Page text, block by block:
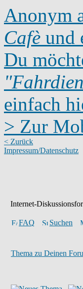
Anonym
Cafè und
Du
einfach
> Zur
< Zurück
Impressum/Datenschutz
Internet-
FAQ Suchen
Thema zu Deinen